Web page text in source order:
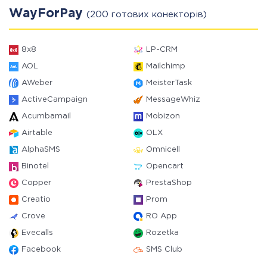
WayForPay (200 готових конекторів)
8x8 LP-CRM
AOL Mailchimp
AWeber MeisterTask
ActiveCampaign MessageWhiz
Acumbamail Mobizon
Airtable OLX
AlphaSMS Omnicell
Binotel Opencart
Copper PrestaShop
Creatio Prom
Crove RO App
Evecalls Rozetka
Facebook SMS Club